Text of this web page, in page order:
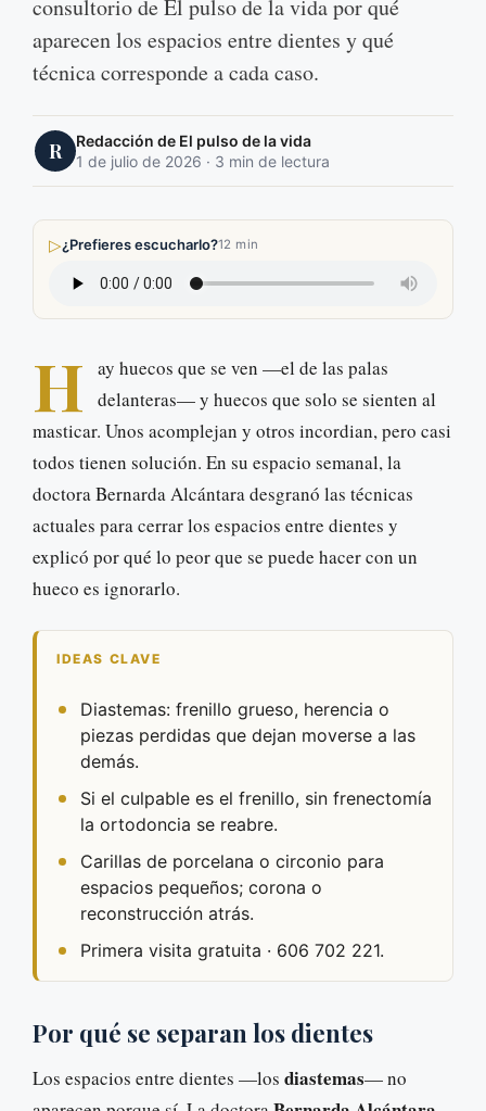
consultorio de El pulso de la vida por qué
aparecen los espacios entre dientes y qué
técnica corresponde a cada caso.
R
Redacción de El pulso de la vida
1 de julio de 2026 · 3 min de lectura
▷¿Prefieres escucharlo?12 min
H
ay huecos que se ven —el de las palas
delanteras— y huecos que solo se sienten al
masticar. Unos acomplejan y otros incordian, pero casi
todos tienen solución. En su espacio semanal, la
doctora Bernarda Alcántara desgranó las técnicas
actuales para cerrar los espacios entre dientes y
explicó por qué lo peor que se puede hacer con un
hueco es ignorarlo.
IDEAS CLAVE
Diastemas: frenillo grueso, herencia o
piezas perdidas que dejan moverse a las
demás.
Si el culpable es el frenillo, sin frenectomía
la ortodoncia se reabre.
Carillas de porcelana o circonio para
espacios pequeños; corona o
reconstrucción atrás.
Primera visita gratuita · 606 702 221.
Por qué se separan los dientes
Los espacios entre dientes —los diastemas— no